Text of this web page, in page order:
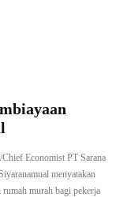
Economist PT Sarana
menyatakan
murah bagi pekerja